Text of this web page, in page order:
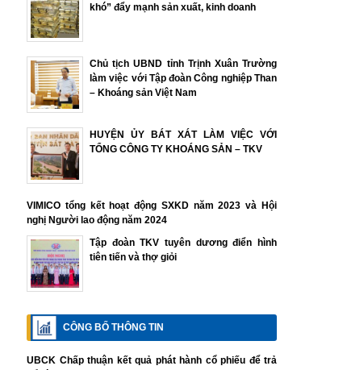
khó” đẩy mạnh sản xuất, kinh doanh
Chủ tịch UBND tỉnh Trịnh Xuân Trường
làm việc với Tập đoàn Công nghiệp Than
– Khoáng sản Việt Nam
HUYỆN ỦY BÁT XÁT LÀM VIỆC VỚI
TỔNG CÔNG TY KHOÁNG SẢN – TKV
VIMICO tổng kết hoạt động SXKD năm 2023 và Hội
nghị Người lao động năm 2024
Tập đoàn TKV tuyên dương điển hình
tiên tiến và thợ giỏi
CÔNG BỐ THÔNG TIN
UBCK Chấp thuận kết quả phát hành cổ phiếu để trả